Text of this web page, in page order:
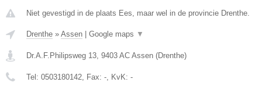
Niet gevestigd in de plaats Ees, maar wel in de provincie Drenthe.
Drenthe » Assen Google maps ▼
Dr.A.F.Philipsweg 13 9403 AC Assen (Drenthe)
Tel: 0503180142 , Fax: - , KvK: -